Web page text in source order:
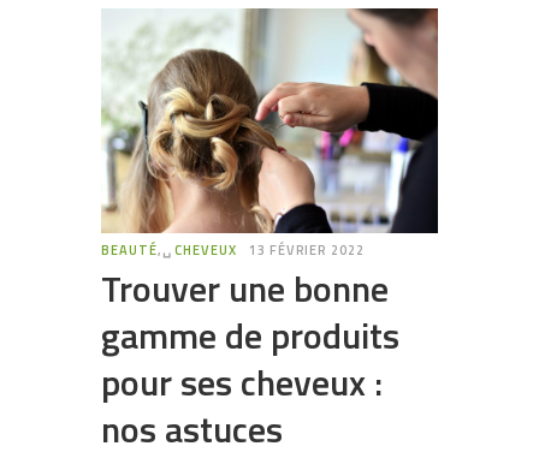
BEAUTÉ,␣CHEVEUX 13 FÉVRIER 2022
Trouver une bonne
gamme de produits
pour ses cheveux :
nos astuces